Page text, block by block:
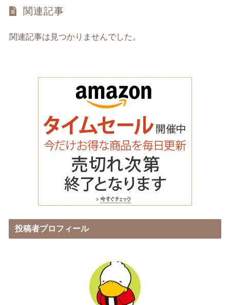
関連記事
関連記事は見つかりませんでした。
投稿者プロフィール